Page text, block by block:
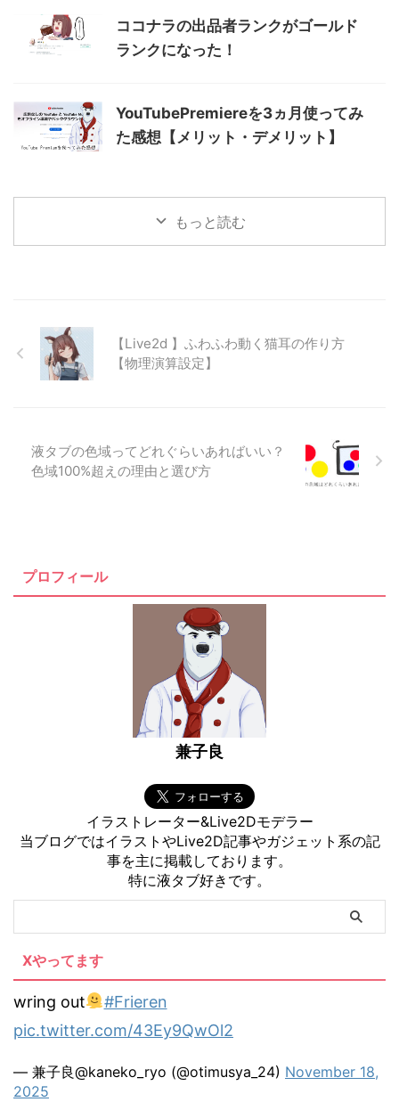
ココナラの出品者ランクがゴールド
ランクになった！
YouTubePremiereを3ヵ月使ってみ
た感想【メリット・デメリット】
もっと読む
【Live2d 】ふわふわ動く猫耳の作り方
【物理演算設定】
液タブの色域ってどれぐらいあればいい？
色域100%超えの理由と選び方
プロフィール
兼子良
イラストレーター&Live2Dモデラー
当ブログではイラストやLive2D記事やガジェット系の記
事を主に掲載しております。
特に液タブ好きです。
Xやってます
wring out
#Frieren
pic.twitter.com/43Ey9QwOl2
— 兼子良@kaneko_ryo (@otimusya_24) November 18,
2025